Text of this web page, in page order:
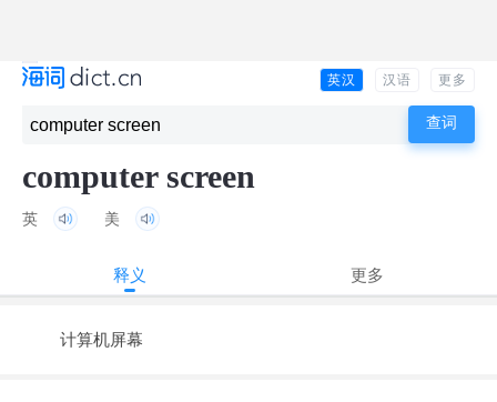
英汉 汉语 更多
computer screen
英 美
释义 更多
计算机屏幕